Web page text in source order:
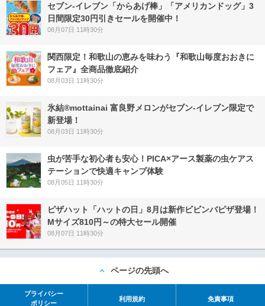
セブン‐イレブン「からあげ棒」「アメリカンドッグ」3
日間限定30円引きセールを開催中！
08月07日 11時30分
関西限定！和歌山の恵みを味わう『和歌山毎度おおきに
フェア』全商品徹底紹介
08月03日 11時30分
氷結®mottainai 富良野メロンがセブン‐イレブン限定で
新登場！
08月03日 11時30分
虫が苦手な初心者も安心！PICA×アース製薬の虫ケアス
テーションで快適キャンプ体験
08月05日 11時30分
ピザハット「ハットの日」8月は新作ビビンバピザ登場！
Mサイズ810円～の特大セール開催
08月07日 11時30分
ページの先頭へ
プライバシー
ポリシー
利用規約 免責事項